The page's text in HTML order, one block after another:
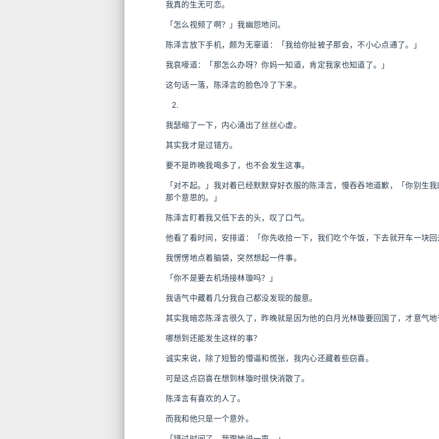
我真的生无可恋。
「怎么视频了啊？」我幽怨地问。
陈泽言放下手机，颇为无辜道：「我给你扯被子那会，不小心点通了。」
我哀嚎道：「那怎么办呀？你妈一知道，肯定我家也知道了。」
这句话一落，陈泽言的脸色冷了下来。
我瑟缩了一下，内心涌出了丝丝心虚。
其实我才是过错方。
要不是昨晚我喝多了，也不会发生这事。
「对不起。」我对着已经默默穿好衣服的陈泽言，慢吞吞地道歉，「你别生
那个意思的。」
陈泽言盯着我又低下去的头，叹了口气。
他看了看时间，安排道：「你先收拾一下，我们吃个午饭，下去就开车一块回
我愣愣地点着脑袋，突然想起一件事。
「你不是要去机场接林璇吗？」
我语气中藏着几分我自己都没发现的酸意。
其实我暗恋陈泽言很久了，昨晚就是因为他的白月光林璇要回国了，才意气地
哪想到还能发生这样的事？
诚实来说，除了短暂的懵逼和慌张，我内心还藏着些窃喜。
可是这点窃喜在想到林璇时很快消散了。
陈泽言有喜欢的人了。
而我和他只是一个意外。